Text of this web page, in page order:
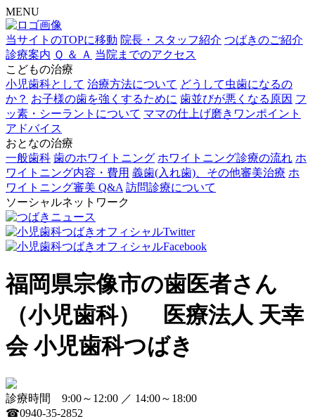
MENU
当サイトのTOPに移動 院長・スタッフ紹介 つばきのご紹介
診療案内 Ｑ ＆ Ａ 当院までのアクセス
こどもの治療
小児歯科として 治療方法について どうして虫歯になるの
か？ お子様の歯を強くするために 歯並びが悪くなる原因 フ
ッ素・シーラントについて ママの仕上げ磨きワンポイント
アドバイス
おとなの治療
一般歯科 歯のホワイトニング ホワイトニング診療の流れ ホ
ワイトニング内容・費用 義歯(入れ歯)、その他審美治療 ホ
ワイトニング審美 Q&A 訪問診療について
ソーシャルネットワーク
福岡県宗像市の歯医者さん
（小児歯科） 医療法人 天幸
会 小児歯科つばき
診療時間 9:00～12:00 ／ 14:00～18:00
☎0940-35-2852